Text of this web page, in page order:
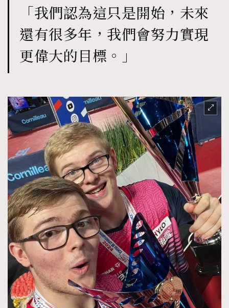
AFrenchMind
DressLikeAParisienne
EmpowerF
FashionWeek FigaroAesthetic
「我們認為這只是開始，未來
還有很多年，我們會努力實現
更偉大的目標。」